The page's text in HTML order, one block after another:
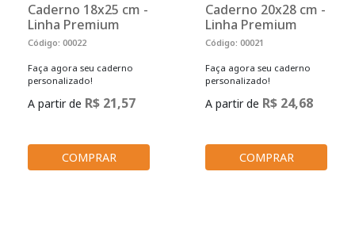
Caderno 18x25 cm -
Linha Premium
Código: 00022
Faça agora seu caderno
personalizado!
A partir de R$ 21,57
COMPRAR
Caderno 20x28 cm -
Linha Premium
Código: 00021
Faça agora seu caderno
personalizado!
A partir de R$ 24,68
COMPRAR